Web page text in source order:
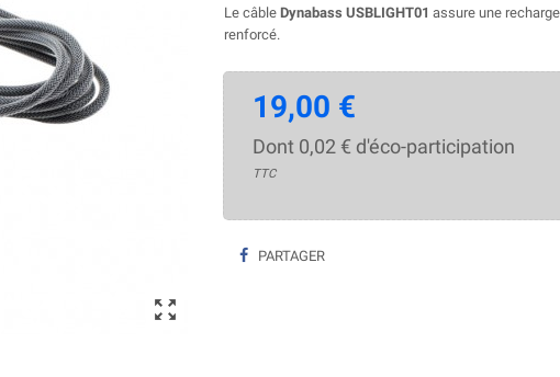

Le câble Dynabass USBLIGHT01 assure une
renforcé.
19,00 €
Dont 0,02 € d'éco-participation
TTC
PARTAGER